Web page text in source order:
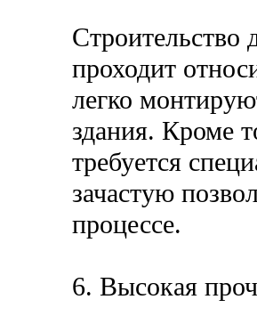
Строительство
проходит
легко
здания. Кроме
требуется
зачастую
процессе.
6. Высокая